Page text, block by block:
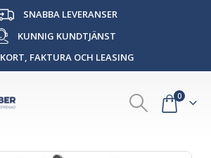
SNABBA LEVERANSER
KUNNIG KUNDTJÄNST
KORT, FAKTURA OCH LEASING
0